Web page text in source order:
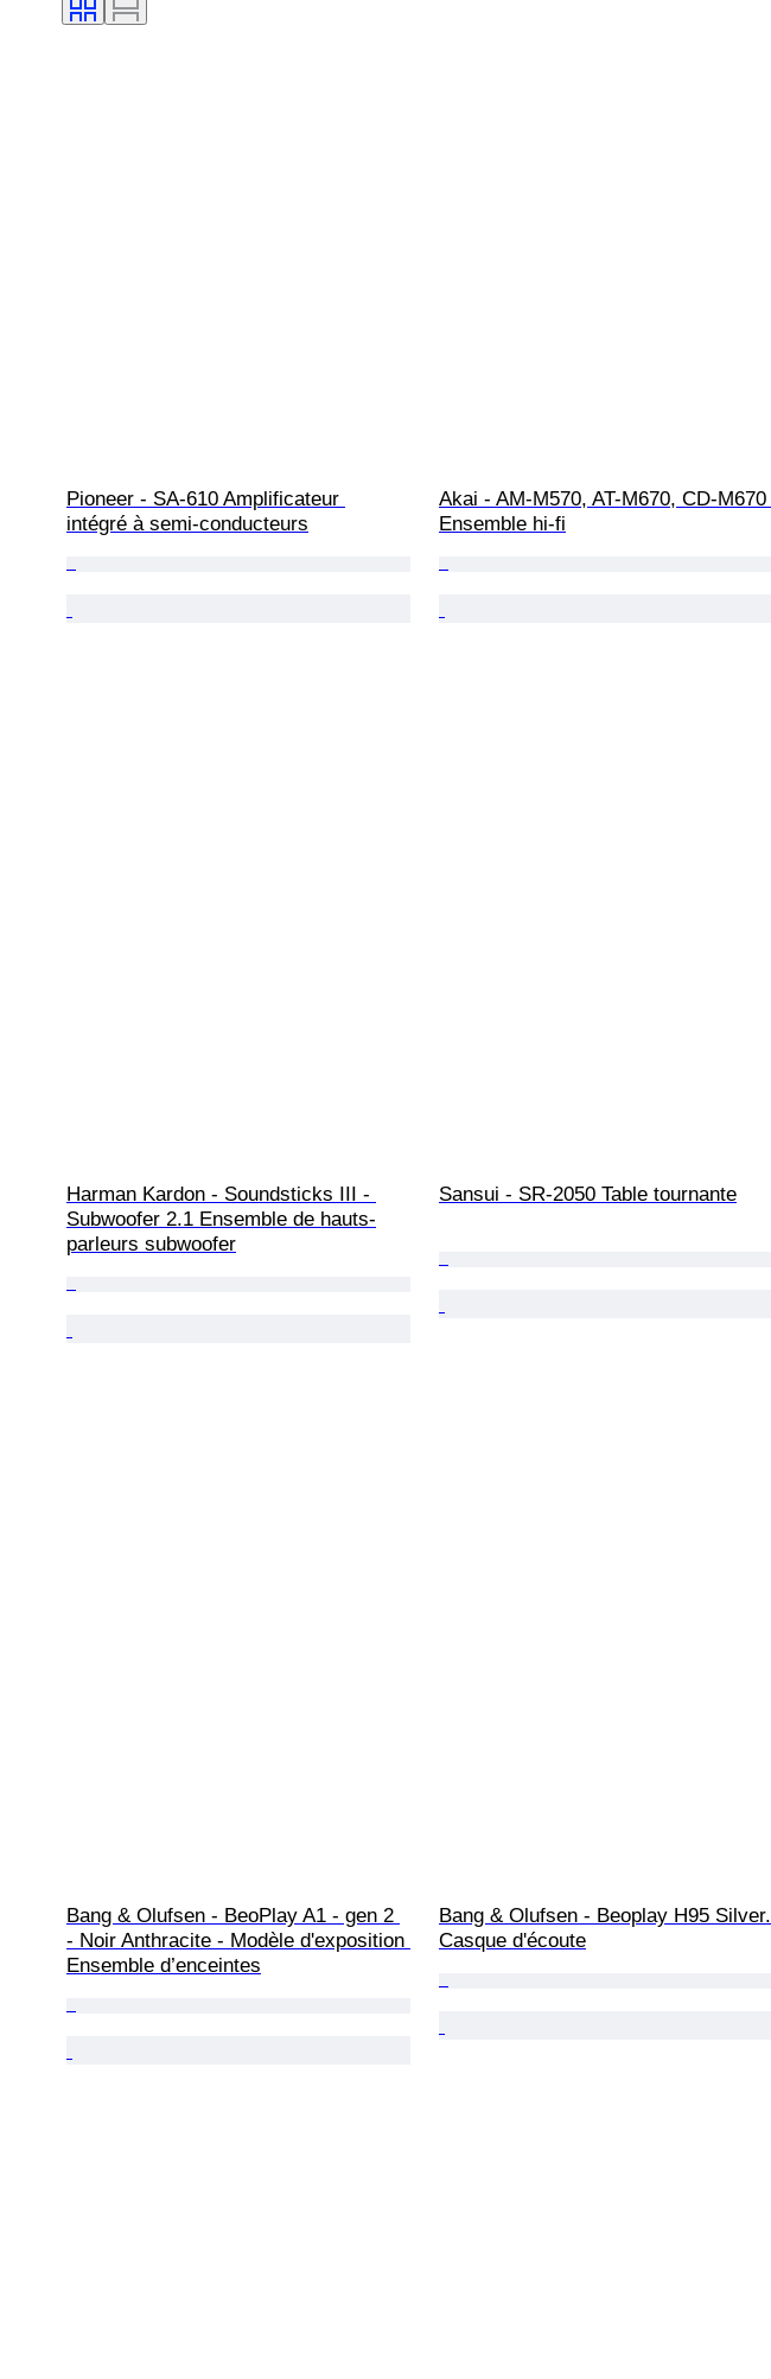
Pioneer - SA-610 Amplificateur
intégré à semi-conducteurs
Akai - AM-M570, AT-M670, CD-M670
Ensemble hi-fi
Harman Kardon - Soundsticks III -
Subwoofer 2.1 Ensemble de hauts-
parleurs subwoofer
Sansui - SR-2050 Table tournante
Bang & Olufsen - BeoPlay A1 - gen 2
- Noir Anthracite - Modèle d'exposition
Ensemble d’enceintes
Bang & Olufsen - Beoplay H95 Silver.
Casque d'écoute